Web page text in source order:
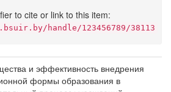
to cite or link to this item:
handle/123456789/38113
и эффективность внедрения
формы образования в